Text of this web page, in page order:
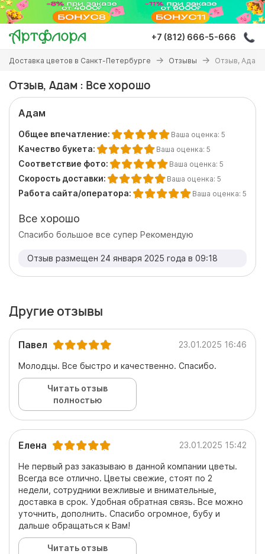
Перейти
основному
содержанию
+7 (812) 666-5-666
Вы
здесь
Доставка цветов в Санкт-Петербурге Отзывы Отзыв, Адам
Отзыв, Адам : Все хорошо
Адам
Общее впечатление: Ваша оценка: 5
Качество букета: Ваша оценка: 5
Соответствие фото: Ваша оценка: 5
Скорость доставки: Ваша оценка: 5
Работа сайта/оператора: Ваша оценка: 5
Все хорошо
Спасибо большое все супер Рекомендую
Отзыв размещен 24 января 2025 года в 09:18
Другие отзывы
Павел 23.01.2025 16:46
Молодцы. Все быстро и качественно. Спасибо.
Читать отзыв
полностью
Елена 23.01.2025 15:42
Не первый раз заказываю в данной компании цветы.
Всегда все отлично. Цветы свежие, стоят по 2
недели, сотрудники вежливые и внимательные,
доставка в срок. Удобная обратная связь. Все можно
уточнить, дополнить. Спасибо огромное, бубу и
дальше обращаться к Вам!
Читать отзыв